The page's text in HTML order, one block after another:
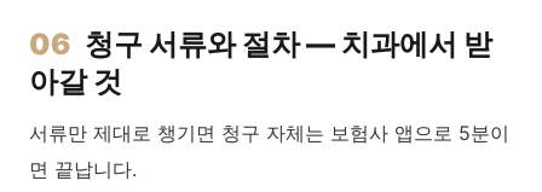
06 청구 서류와 절차 — 치과에서 받
아갈 것
서류만 제대로 챙기면 청구 자체는 보험사 앱으로 5분이
면 끝납니다.